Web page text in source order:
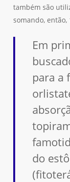
também são
somando,
Em
para a
do